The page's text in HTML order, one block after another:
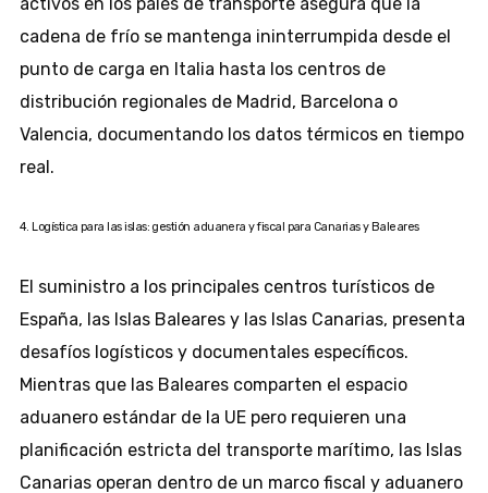
activos en los palés de transporte asegura que la
cadena de frío se mantenga ininterrumpida desde el
punto de carga en Italia hasta los centros de
distribución regionales de Madrid, Barcelona o
Valencia, documentando los datos térmicos en tiempo
real.
4. Logística para las islas: gestión aduanera y fiscal para Canarias y Baleares
El suministro a los principales centros turísticos de
España, las Islas Baleares y las Islas Canarias, presenta
desafíos logísticos y documentales específicos.
Mientras que las Baleares comparten el espacio
aduanero estándar de la UE pero requieren una
planificación estricta del transporte marítimo, las Islas
Canarias operan dentro de un marco fiscal y aduanero